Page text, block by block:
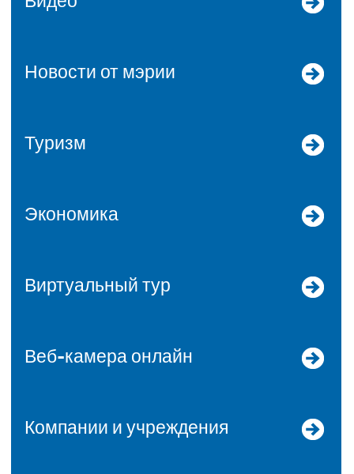
Новости от мэрии
Туризм
Экономика
Виртуальный тур
Веб-камера онлайн
Компании и учреждения